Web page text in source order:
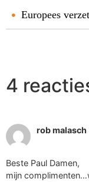
Europees
4
rob malasch
Beste Paul Damen,
mijn